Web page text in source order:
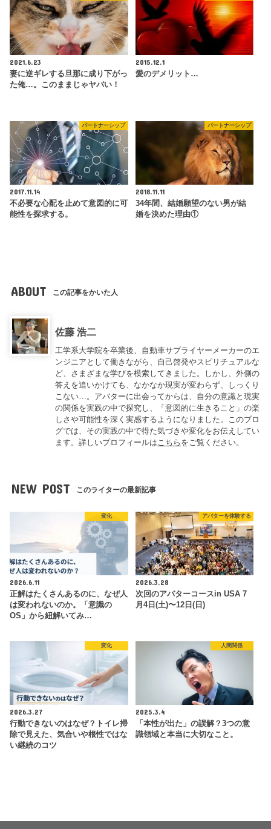
2021.6.23
妻に逆ギレする旦那に成り下がっ
た俺…。このままじゃヤバい！
2015.12.1
愛のデメリット…
パートナーシップ
2017.11.14
不必要な心配を止めて意図的に可
能性を探求する。
パートナーシップ
2018.11.11
34年間、結婚願望のない男が結
婚を決めた理由①
ABOUT この記事をかいた人
佐藤 浩二
工学系大学院を卒業後、自動車サプライヤーメーカーのエ
ンジニアとして働きながら、自己啓発やスピリチュアルな
ど、さまざまな学びを模索してきました。しかし、外側の
答えを追いかけても、なかなか現実が変わらず、しっくり
こない…。アバターに出会ってからは、自分の意識と現実
の関係を実践の中で探究し、「意図的に生きること」の楽
しさや可能性を深く実感するようになりました。このブロ
グでは、その実践の中で得た気づきや変化をお伝えしてい
ます。詳しいプロフィールは こちら をご覧ください。
NEW POST このライターの最新記事
変化
2026.6.11
正解はたくさんあるのに、なぜ人
は変われないのか。「意識の
OS」から紐解いてみ…
アバターを体験する
2026.3.28
次回のアバターコースin USA 7
月4日(土)〜12日(日)
変化
2026.3.27
行動できないのはなぜ？トイレ掃
除で見えた、気合いや根性ではな
い継続のコツ
人間関係
2025.3.4
「本性が出た」の誤解？3つの意
識領域と本当に大切なこと。